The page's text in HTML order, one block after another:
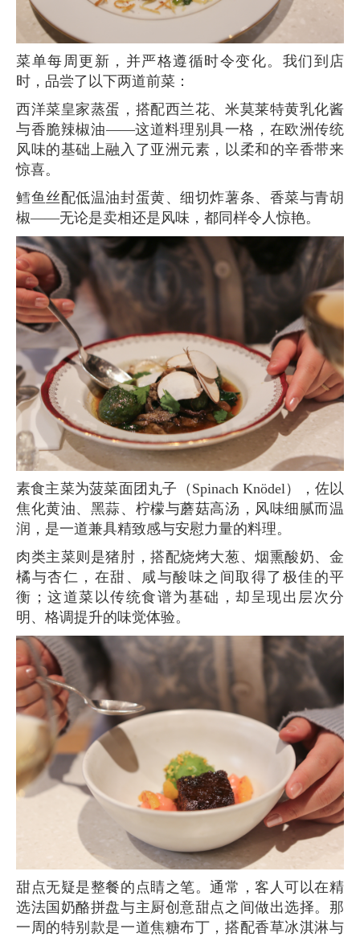
菜单每周更新，并严格遵循时令变化。我们到店
时，品尝了以下两道前菜：
西洋菜皇家蒸蛋，搭配西兰花、米莫莱特黄乳化酱
与香脆辣椒油——这道料理别具一格，在欧洲传统
风味的基础上融入了亚洲元素，以柔和的辛香带来
惊喜。
鳕鱼丝配低温油封蛋黄、细切炸薯条、香菜与青胡
椒——无论是卖相还是风味，都同样令人惊艳。
素食主菜为菠菜面团丸子（Spinach Knödel），佐以
焦化黄油、黑蒜、柠檬与蘑菇高汤，风味细腻而温
润，是一道兼具精致感与安慰力量的料理。
肉类主菜则是猪肘，搭配烧烤大葱、烟熏酸奶、金
橘与杏仁，在甜、咸与酸味之间取得了极佳的平
衡；这道菜以传统食谱为基础，却呈现出层次分
明、格调提升的味觉体验。
甜点无疑是整餐的点睛之笔。通常，客人可以在精
选法国奶酪拼盘与主厨创意甜点之间做出选择。那
一周的特别款是一道焦糖布丁，搭配香草冰淇淋与